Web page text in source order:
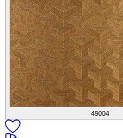
49004